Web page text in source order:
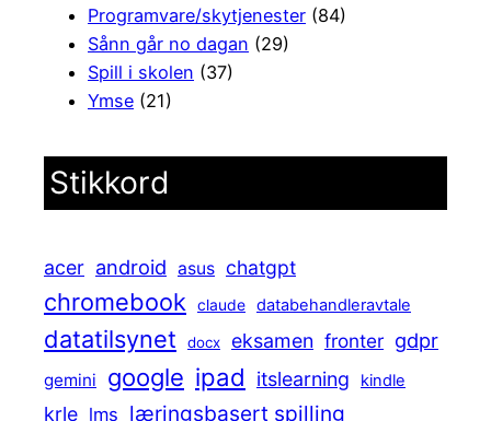
Programvare/skytjenester (84)
Sånn går no dagan (29)
Spill i skolen (37)
Ymse (21)
Stikkord
acer android asus chatgpt
chromebook claude databehandleravtale
datatilsynet docx eksamen fronter gdpr
gemini google ipad itslearning kindle
krle lms læringsbasert spilling